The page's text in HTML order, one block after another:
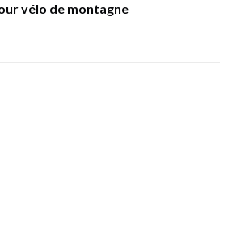
vélo de montagne